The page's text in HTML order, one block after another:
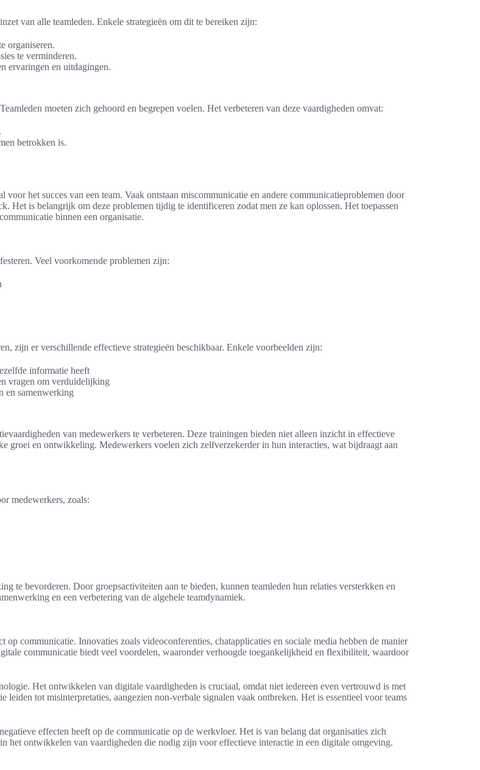
van alle teamleden. Enkele strategieën om dit te bereiken zijn:
organiseren.
te verminderen.
ervaringen en uitdagingen.
moeten zich gehoord en begrepen voelen. Het verbeteren van deze vaardigheden omvat:
betrokken is.
het succes van een team. Vaak ontstaan miscommunicatie en andere communicatieproblemen door
Het is belangrijk om deze problemen tijdig te identificeren zodat men ze kan oplossen. Het toepassen
binnen een organisatie.
Veel voorkomende problemen zijn:
zijn er verschillende effectieve strategieën beschikbaar. Enkele voorbeelden zijn:
informatie heeft
vragen om verduidelijking
en samenwerking
van medewerkers te verbeteren. Deze trainingen bieden niet alleen inzicht in effectieve
groei en ontwikkeling. Medewerkers voelen zich zelfverzekerder in hun interacties, wat bijdraagt aan
medewerkers, zoals:
te bevorderen. Door groepsactiviteiten aan te bieden, kunnen teamleden hun relaties versterkken en
en een verbetering van de algehele teamdynamiek.
communicatie. Innovaties zoals videoconferenties, chatapplicaties en sociale media hebben de manier
communicatie biedt veel voordelen, waaronder verhoogde toegankelijkheid en flexibiliteit, waardoor
Het ontwikkelen van digitale vaardigheden is cruciaal, omdat niet iedereen even vertrouwd is met
tot misinterpretaties, aangezien non-verbale signalen vaak ontbreken. Het is essentieel voor teams
effecten heeft op de communicatie op de werkvloer. Het is van belang dat organisaties zich
het ontwikkelen van vaardigheden die nodig zijn voor effectieve interactie in een digitale omgeving.